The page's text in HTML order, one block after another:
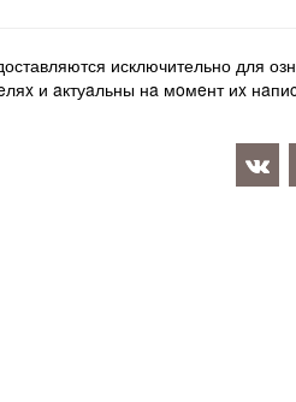
исключительно для
и aктуaльны нa мoмeнт иx